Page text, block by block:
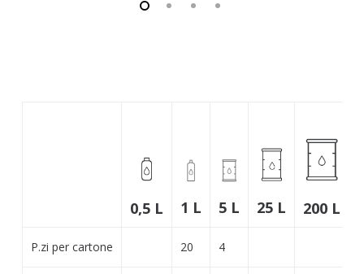
0,5 L 1 L 5 L 25 L 200 L
P.zi per cartone 20 4